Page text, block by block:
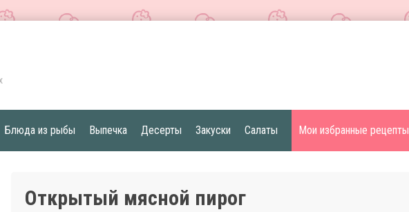
Блюда из рыбы Выпечка Десерты Закуски Салаты Мои избранные рецепты
Открытый мясной пирог